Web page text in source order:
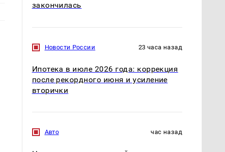
закончилась
Новости России 23 часа назад
Ипотека в июле 2026 года: коррекция
после рекордного июня и усиление
вторички
Авто час назад